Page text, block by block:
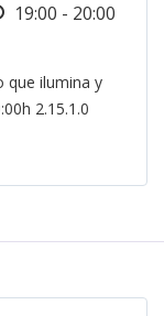
19:00 - 20:00
que ilumina y
2.15.1.0